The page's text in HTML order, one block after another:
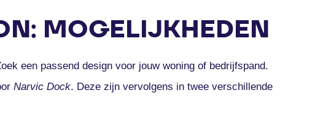
MOGELIJKHEDEN
een passend design voor jouw woning of bedrijfspand.
Narvic Dock. Deze zijn vervolgens in twee verschillende